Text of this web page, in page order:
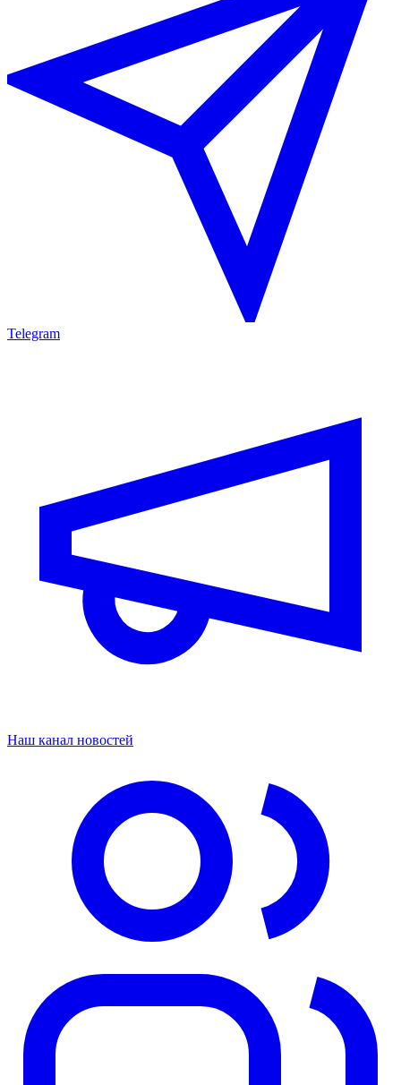
Telegram
Наш канал новостей